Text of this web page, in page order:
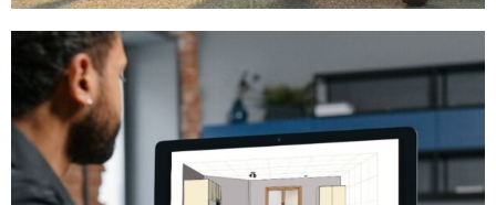
- Darmowa dostawa na terenie całego
KRAJU przy zakupie na kwotę
powyżej 1999 zł.
- Specjalna oferta dla klientów z woj.
łódzkiego przy zakupach na kwotę